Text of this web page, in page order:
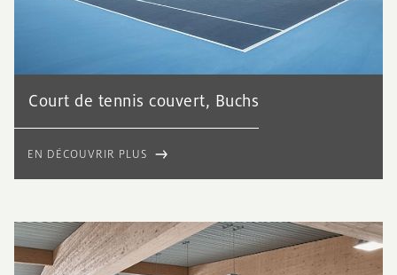
Court de tennis couvert, Buchs
EN DÉCOUVRIR PLUS